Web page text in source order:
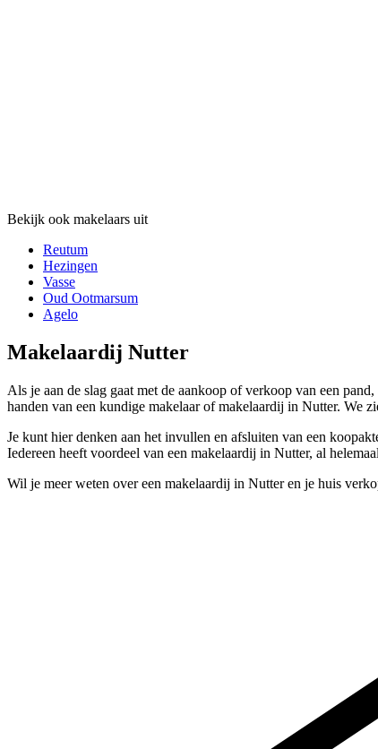
Bekijk ook makelaars uit
Reutum
Hezingen
Vasse
Oud Ootmarsum
Agelo
Makelaardij Nutter
Als je aan de slag gaat met de aankoop of verkoop van een
handen van een kundige makelaar of makelaardij in Nutter. We
Je kunt hier denken aan het invullen en afsluiten van een
Iedereen heeft voordeel van een makelaardij in Nutter, al
Wil je meer weten over een makelaardij in Nutter en je huis